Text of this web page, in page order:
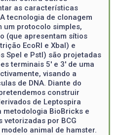
as características
tecnologia de clonagem
um protocolo simples,
(que apresentam sítios
EcoRI e XbaI) e
Spel e PstI) são projetadas
terminais 5' e 3' de uma
visando a
de DNA. Diante do
construir
de Leptospira
BioBricks e
vetorizadas por BCG
animal de hamster.